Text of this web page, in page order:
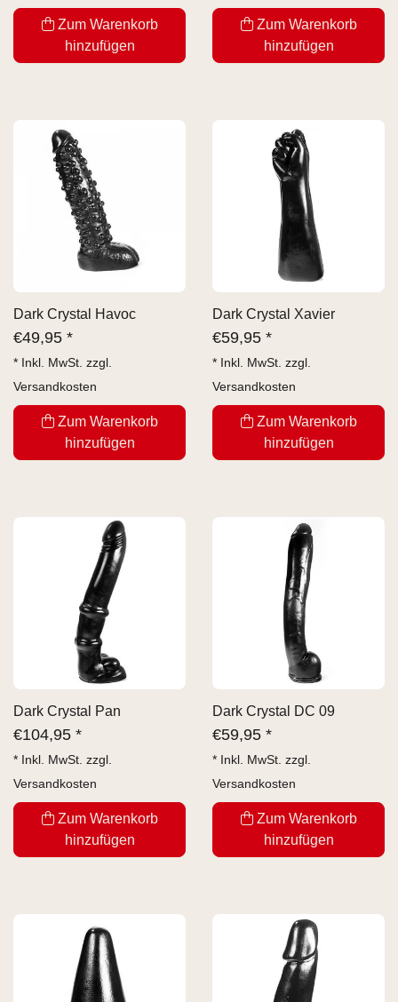
Zum Warenkorb
hinzufügen
Zum Warenkorb
hinzufügen
Dark Crystal Havoc
€49,95 *
* Inkl. MwSt. zzgl.
Versandkosten
Zum Warenkorb
hinzufügen
Dark Crystal Xavier
€59,95 *
* Inkl. MwSt. zzgl.
Versandkosten
Zum Warenkorb
hinzufügen
Dark Crystal Pan
€104,95 *
* Inkl. MwSt. zzgl.
Versandkosten
Zum Warenkorb
hinzufügen
Dark Crystal DC 09
€59,95 *
* Inkl. MwSt. zzgl.
Versandkosten
Zum Warenkorb
hinzufügen